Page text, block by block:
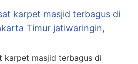
karpet masjid terbagus di
Timur jatiwaringin,
karpet masjid terbagus di